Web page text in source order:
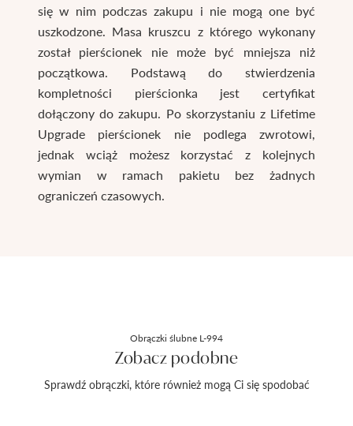
się w nim podczas zakupu i nie mogą one być
uszkodzone. Masa kruszcu z którego wykonany
został pierścionek nie może być mniejsza niż
początkowa. Podstawą do stwierdzenia
kompletności pierścionka jest certyfikat
dołączony do zakupu. Po skorzystaniu z Lifetime
Upgrade pierścionek nie podlega zwrotowi,
jednak wciąż możesz korzystać z kolejnych
wymian w ramach pakietu bez żadnych
ograniczeń czasowych.
Obrączki ślubne L-994
Zobacz podobne
Sprawdź obrączki, które również mogą Ci się spodobać